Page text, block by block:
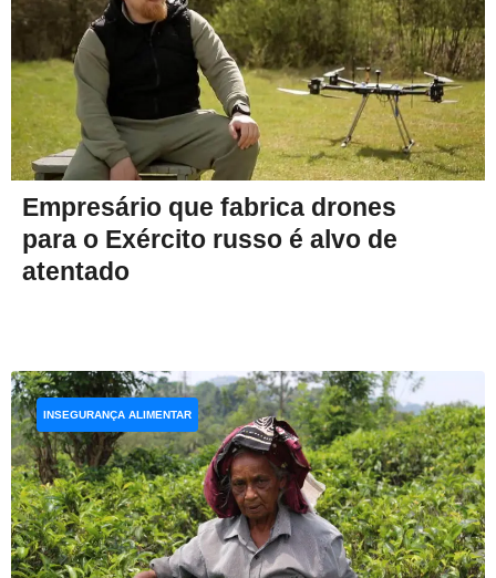
Empresário que fabrica drones
para o Exército russo é alvo de
atentado
INSEGURANÇA ALIMENTAR